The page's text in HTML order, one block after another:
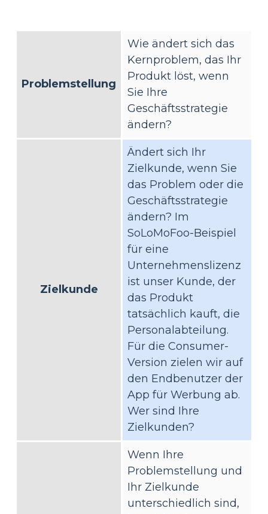
Problemstellung
Wie ändert sich das
Kernproblem, das Ihr
Produkt löst, wenn
Sie Ihre
Geschäftsstrategie
ändern?
Zielkunde
Ändert sich Ihr
Zielkunde, wenn Sie
das Problem oder die
Geschäftsstrategie
ändern? Im
SoLoMoFoo-Beispiel
für eine
Unternehmenslizenz
ist unser Kunde, der
das Produkt
tatsächlich kauft, die
Personalabteilung.
Für die Consumer-
Version zielen wir auf
den Endbenutzer der
App für Werbung ab.
Wer sind Ihre
Zielkunden?
Wenn Ihre
Problemstellung und
Ihr Zielkunde
unterschiedlich sind,